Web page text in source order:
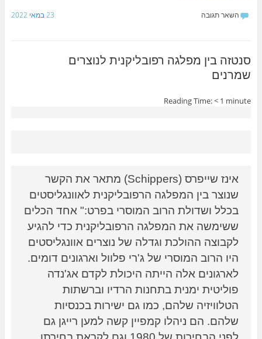
a
c
b
o
o
w
itt 23 במאי 2022 השאר תגובה
סנטזה בין מפלגה רפובליקנית לנוצרים
שמרנים
Reading Time:< 1 minute